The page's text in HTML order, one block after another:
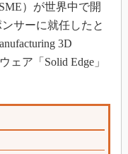
）が世界中で開
サーに就任したと
3D
ア「Solid Edge」